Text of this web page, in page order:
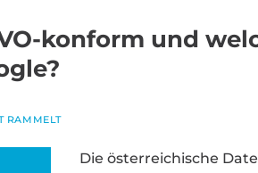
konform und
RAMMELT
Die österreichische